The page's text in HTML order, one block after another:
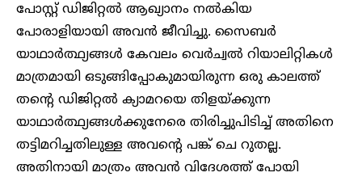
പോസ്റ്റ് ഡിജിറ്റൽ ആഖ്യാനം നൽകിയ
പോരാളിയായി അവൻ ജീവിച്ചു. സൈബർ
യാഥാർത്ഥ്യങ്ങൾ കേവലം വെർച്വൽ റിയാലിറ്റികൾ
മാത്രമായി ഒടുങ്ങിപ്പോകുമായിരുന്ന ഒരു കാലത്ത്
തന്റെ ഡിജിറ്റൽ ക്യാമറയെ തിളയ്ക്കുന്ന
യാഥാർത്ഥ്യങ്ങൾക്കുനേരെ തിരിച്ചുപിടിച്ച് അതിനെ
തട്ടിമറിച്ചതിലുള്ള അവന്റെ പങ്ക് ചെ റുതല്ല.
അതിനായി മാത്രം അവൻ വിദേശത്ത് പോയി